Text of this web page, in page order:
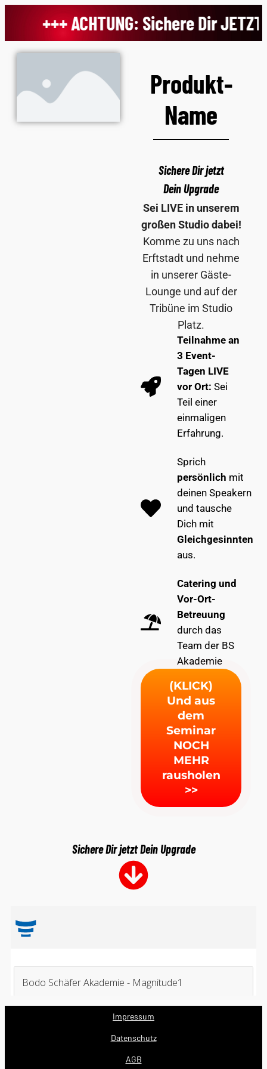
+++ ACHTUNG: Sichere Dir
Produkt-
Name
Sichere Dir jetzt
Dein Upgrade
Sei LIVE in unserem
großen Studio dabei!
Komme zu uns nach
Erftstadt und nehme
in unserer Gäste-
Lounge und auf der
Tribüne im Studio
Platz.
Teilnahme an
3 Event-
Tagen LIVE
vor Ort: Sei
Teil einer
einmaligen
Erfahrung.
Sprich
persönlich mit
deinen Speakern
und tausche
Dich mit
Gleichgesinnten
aus.
Catering und
Vor-Ort-
Betreuung
durch das
Team der BS
Akademie
(KLICK)
Und aus
dem
Seminar
NOCH
MEHR
rausholen
>>
Sichere Dir jetzt Dein Upgrade
Impressum
Datenschutz
AGB